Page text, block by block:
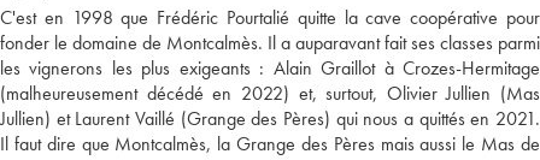
C'est en 1998 que Frédéric Pourtalié quitte la cave coopérative pour
fonder le domaine de Montcalmès. Il a auparavant fait ses classes parmi
les vignerons les plus exigeants : Alain Graillot à Crozes-Hermitage
(malheureusement décédé en 2022) et, surtout, Olivier Jullien (Mas
Jullien) et Laurent Vaillé (Grange des Pères) qui nous a quittés en 2021.
Il faut dire que Montcalmès, la Grange des Pères mais aussi le Mas de